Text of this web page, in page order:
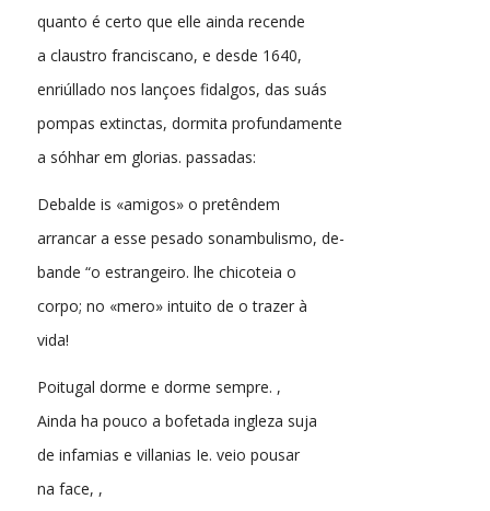
quanto é certo que elle ainda recende
a claustro franciscano, e desde 1640,
enriúllado nos lançoes fidalgos, das suás
pompas extinctas, dormita profundamente
a sóhhar em glorias. passadas:
Debalde is «amigos» o pretêndem
arrancar a esse pesado sonambulismo, de-
bande “o estrangeiro. lhe chicoteia o
corpo; no «mero» intuito de o trazer à
vida!
Poitugal dorme e dorme sempre. ,
Ainda ha pouco a bofetada ingleza suja
de infamias e villanias Ie. veio pousar
na face, ,